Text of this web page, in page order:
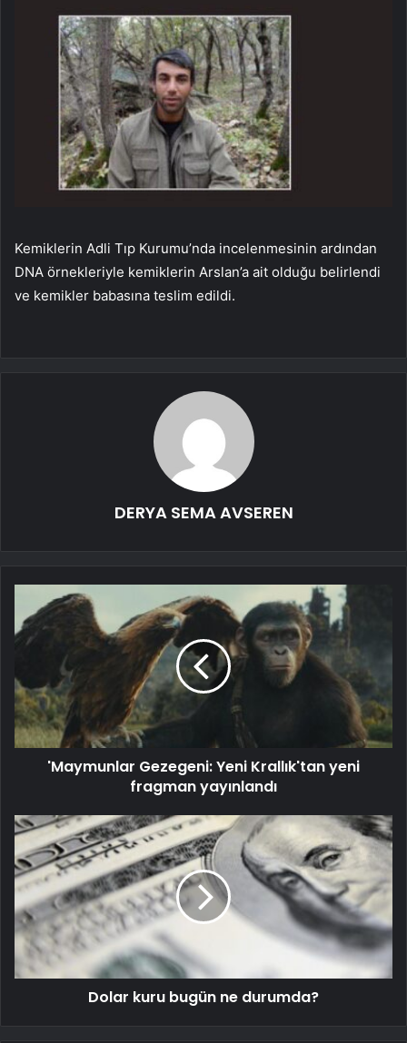
Kemiklerin Adli Tıp Kurumu’nda incelenmesinin ardından
DNA örnekleriyle kemiklerin Arslan’a ait olduğu belirlendi
ve kemikler babasına teslim edildi.
DERYA SEMA AVSEREN
'Maymunlar Gezegeni: Yeni Krallık'tan yeni
fragman yayınlandı
Dolar kuru bugün ne durumda?